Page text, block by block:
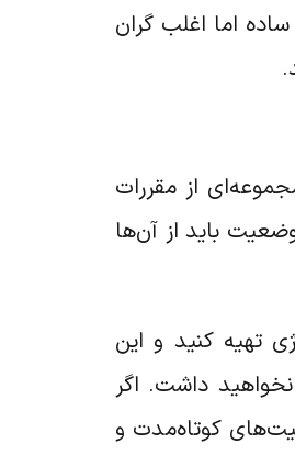
اما اغلب گران
از مقررات
باید از آن‌ها
تهیه کنید و این
داشت. اگر
کوتاه‌مدت و